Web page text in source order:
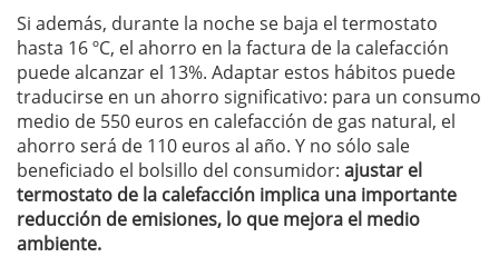
Si además, durante la noche se baja el termostato
hasta 16 ºC, el ahorro en la factura de la calefacción
puede alcanzar el 13%. Adaptar estos hábitos puede
traducirse en un ahorro significativo: para un consumo
medio de 550 euros en calefacción de gas natural, el
ahorro será de 110 euros al año. Y no sólo sale
beneficiado el bolsillo del consumidor: ajustar el
termostato de la calefacción implica una importante
reducción de emisiones, lo que mejora el medio
ambiente.